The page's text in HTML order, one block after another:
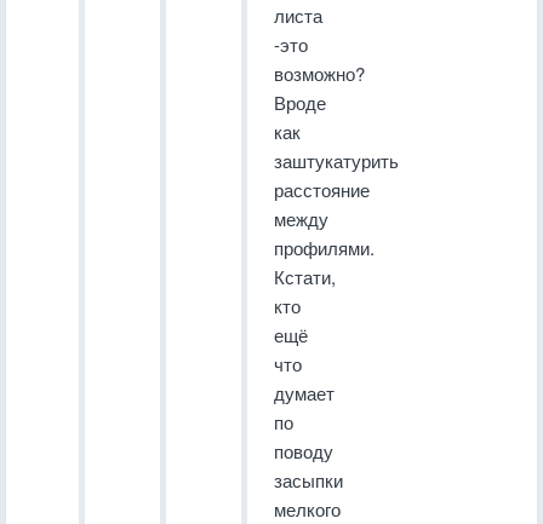
листа
-это
возможно?
Вроде
как
заштукатурить
расстояние
между
профилями.
Кстати,
кто
ещё
что
думает
по
поводу
засыпки
мелкого